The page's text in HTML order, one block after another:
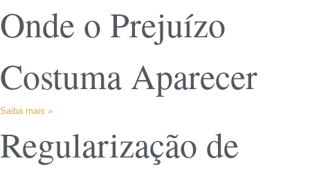
Onde o Prejuízo
Costuma Aparecer
Saiba mais »
Regularização de